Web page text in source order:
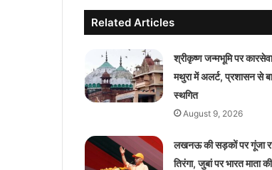
Related Articles
श्रीकृष्ण जन्मभूमि पर
मथुरा में अलर्ट, प्रशासन से
स्थगित
August 9, 2026
लखनऊ की सड़कों पर गूंजा
तिरंगा, जुबां पर भारत माता